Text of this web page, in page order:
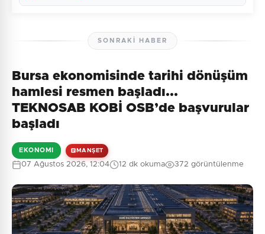
Güvenlik Sorusu:
9 + 5 = ?
Gönder
Henüz yorum yapılmamış. İlk yorumu siz yapın!
SONRAKI HABER
Bursa ekonomisinde tarihi dönüşüm
hamlesi resmen başladı...
TEKNOSAB KOBİ OSB’de başvurular
başladı
EKONOMI MANŞET
07 Ağustos 2026, 12:04 12 dk okuma 372 görüntülenme